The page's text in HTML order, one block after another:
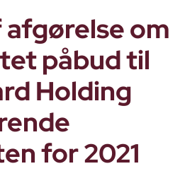
afgørelse om
påbud til
Holding
for 2021